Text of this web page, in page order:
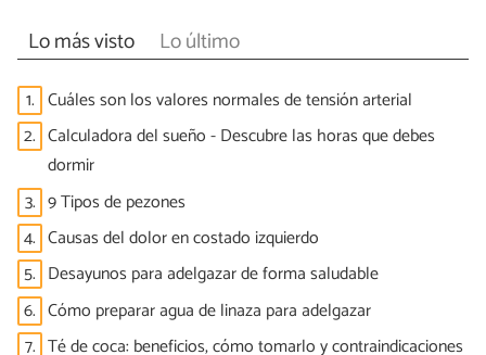
Lo más visto Lo último
1. Cuáles son los valores normales de tensión arterial
2. Calculadora del sueño - Descubre las horas que debes
dormir
3. 9 Tipos de pezones
4. Causas del dolor en costado izquierdo
5. Desayunos para adelgazar de forma saludable
6. Cómo preparar agua de linaza para adelgazar
7. Té de coca: beneficios, cómo tomarlo y contraindicaciones